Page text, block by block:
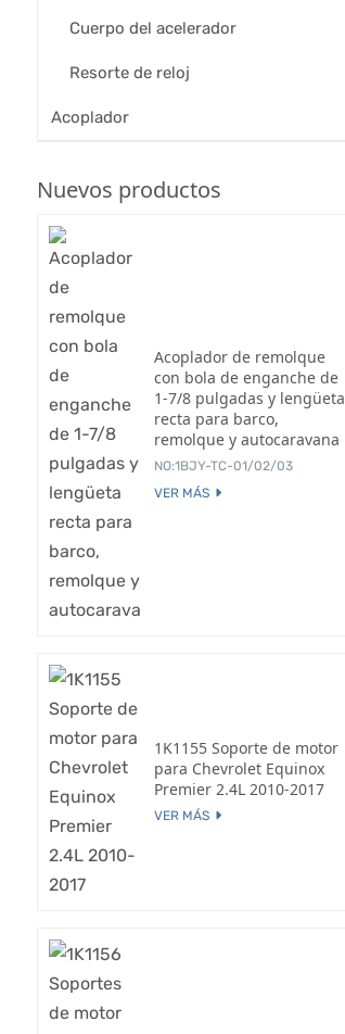
Cuerpo del acelerador
Resorte de reloj
Acoplador
Nuevos productos
Acoplador de remolque
con bola de enganche de
1-7/8 pulgadas y lengüeta
recta para barco,
remolque y autocaravana
NO:1BJY-TC-01/02/03
VER MÁS
1K1155 Soporte de motor
para Chevrolet Equinox
Premier 2.4L 2010-2017
VER MÁS